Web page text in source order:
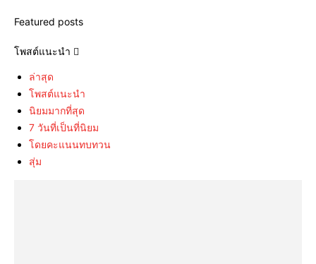
Featured posts
โพสต์แนะนำ
ล่าสุด
โพสต์แนะนำ
นิยมมากที่สุด
7 วันที่เป็นที่นิยม
โดยคะแนนทบทวน
สุ่ม